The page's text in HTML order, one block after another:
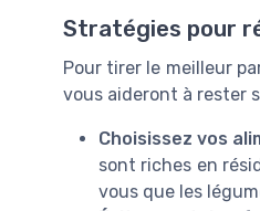
Stratégies pour
Pour tirer le meilleur
vous aideront à rester
Choisissez vos
sont riches en
vous que les